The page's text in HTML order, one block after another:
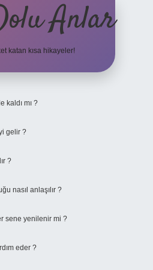
Anlar
katan kısa hikayeler!
kaldı mı ?
gelir ?
?
nasıl anlaşılır ?
sene yenilenir mi ?
eder ?